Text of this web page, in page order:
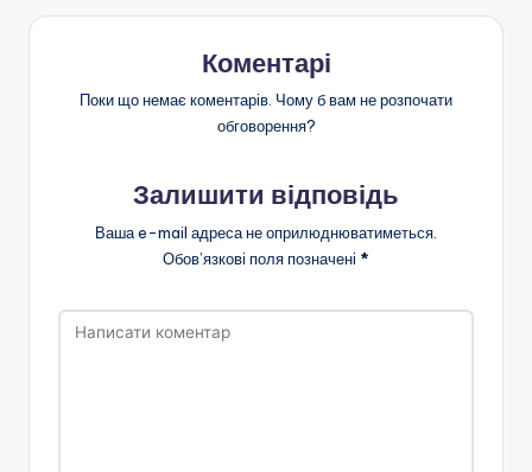
Коментарі
Поки що немає коментарів. Чому б вам не розпочати
обговорення?
Залишити відповідь
Ваша e-mail адреса не оприлюднюватиметься.
Обов’язкові поля позначені *